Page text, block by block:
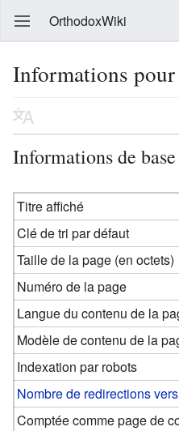
OrthodoxWiki
Informations pour
Informations de base
Titre affiché
Clé de tri par défaut
Taille de la page (en octets)
Numéro de la page
Langue du contenu de la
Modèle de contenu de la
Indexation par robots
Nombre de redirections
Comptée comme page de